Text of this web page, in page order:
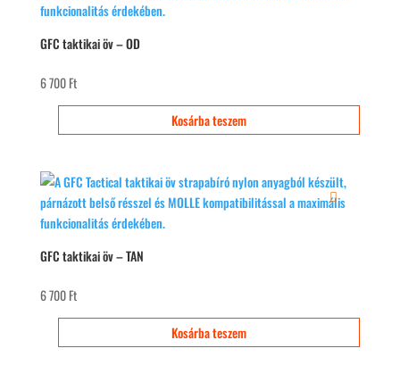
GFC taktikai öv – OD
6 700Ft
Kosárba teszem
GFC taktikai öv – TAN
6 700Ft
Kosárba teszem